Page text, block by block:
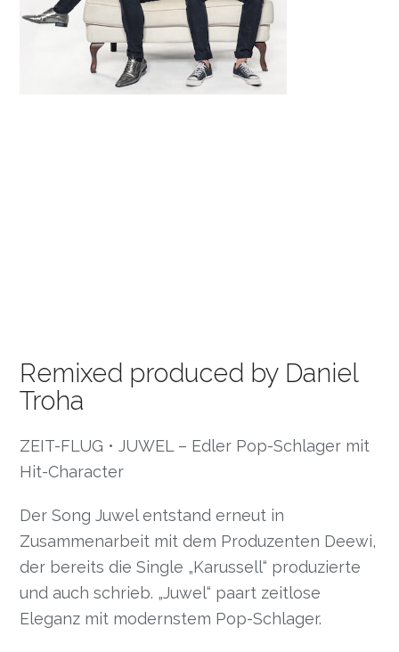
Remixed produced by Daniel
Troha
ZEIT-FLUG • JUWEL – Edler Pop-Schlager mit
Hit-Character
Der Song Juwel entstand erneut in
Zusammenarbeit mit dem Produzenten Deewi,
der bereits die Single „Karussell“ produzierte
und auch schrieb. „Juwel“ paart zeitlose
Eleganz mit modernstem Pop-Schlager.